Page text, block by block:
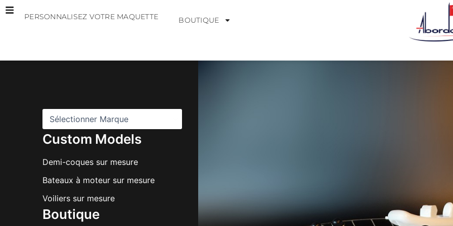
Aller
PERSONNALISEZ VOTRE MAQUETTE BOUTIQUE
Custom Models
Demi-coques sur mesure
Bateaux à moteur sur mesure
Voiliers sur mesure
Boutique